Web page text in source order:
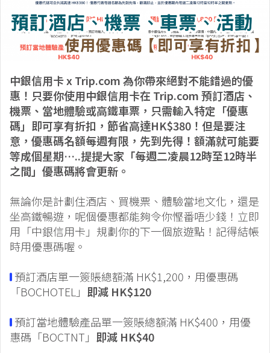
中銀信用卡 x Trip.com 為你帶來絕對不能錯過的優
惠！只要你使用中銀信用卡在 Trip.com 預訂酒店、
機票、當地體驗或高鐵車票，只需輸入特定「優惠
碼」即可享有折扣，節省高達HK$380！但是要注
意，優惠碼名額每週有限，先到先得！額滿就可能要
等成個星期…..提提大家「每週二凌晨12時至12時半
之間」優惠碼將會更新。
無論你是計劃住酒店、買機票、體驗當地文化，還是
坐高鐵暢遊，呢個優惠都能夠令你慳番唔少錢！立即
用「中銀信用卡」規劃你的下一個旅遊點！記得結帳
時用優惠碼喔。
預訂酒店單一簽賬總額滿 HK$1,200，用優惠碼
「BOCHOTEL」 即減 HK$120
預訂當地體驗產品單一簽賬總額滿 HK$400，用優
惠碼「BOCTNT」 即減 HK$40